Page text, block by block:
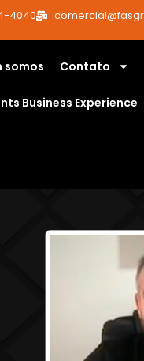
4040
somos Contato
Business Experience